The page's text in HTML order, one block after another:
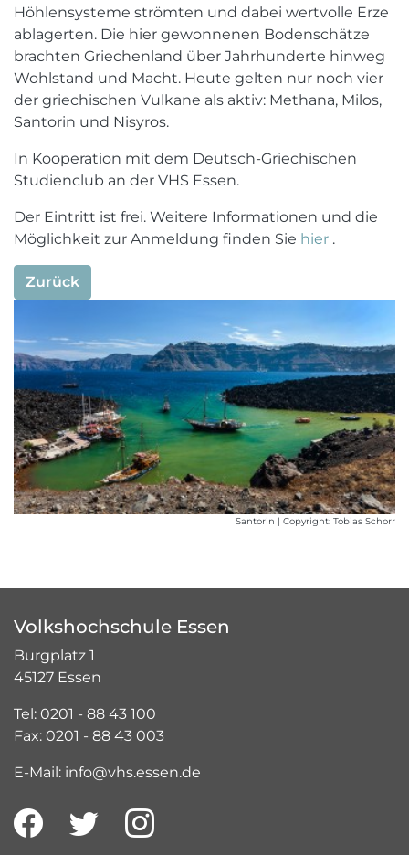
Höhlensysteme strömten und dabei wertvolle Erze
ablagerten. Die hier gewonnenen Bodenschätze
brachten Griechenland über Jahrhunderte hinweg
Wohlstand und Macht. Heute gelten nur noch vier
der griechischen Vulkane als aktiv: Methana, Milos,
Santorin und Nisyros.
In Kooperation mit dem Deutsch-Griechischen
Studienclub an der VHS Essen.
Der Eintritt ist frei. Weitere Informationen und die
Möglichkeit zur Anmeldung finden Sie hier .
Zurück
Santorin | Copyright: Tobias Schorr
Volkshochschule Essen
Burgplatz 1
45127 Essen
Tel: 0201 - 88 43 100
Fax: 0201 - 88 43 003
E-Mail: info@vhs.essen.de